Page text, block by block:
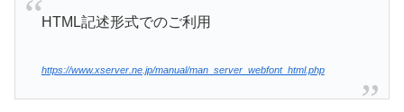
HTML記述形式でのご利用
https://www.xserver.ne.jp/manual/man_server_webfont_html.php